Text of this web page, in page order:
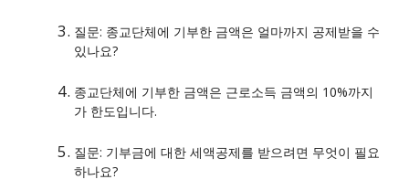
질문: 종교단체에 기부한 금액은 얼마까지 공제받을 수
있나요?
종교단체에 기부한 금액은 근로소득 금액의 10%까지
가 한도입니다.
질문: 기부금에 대한 세액공제를 받으려면 무엇이 필요
하나요?